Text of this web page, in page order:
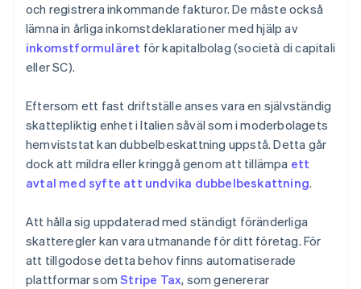
och registrera inkommande fakturor. De måste också
lämna in årliga inkomstdeklarationer med hjälp av
inkomstformuläret för kapitalbolag (società di capitali
eller SC).
Eftersom ett fast driftställe anses vara en självständig
skattepliktig enhet i Italien såväl som i moderbolagets
hemviststat kan dubbelbeskattning uppstå. Detta går
dock att mildra eller kringgå genom att tillämpa ett
avtal med syfte att undvika dubbelbeskattning.
Att hålla sig uppdaterad med ständigt föränderliga
skatteregler kan vara utmanande för ditt företag. För
att tillgodose detta behov finns automatiserade
plattformar somStripe Tax, som genererar